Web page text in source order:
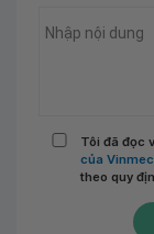
Tôi đã đọc
của Vinmec
theo quy